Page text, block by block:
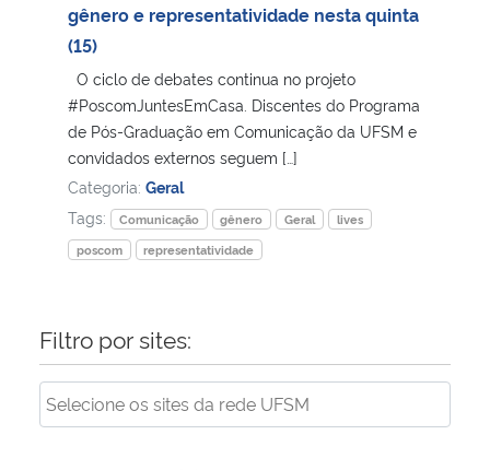
Ministério da Mulher, da Família e dos Direitos Humanos
Secretaria-Geral
Secretaria de Governo
Gabinete de Segurança Institucional
Advocacia-Geral da União
Planalto
gênero e representatividade nesta quinta
(15)
O ciclo de debates continua no projeto
#PoscomJuntesEmCasa. Discentes do Programa
de Pós-Graduação em Comunicação da UFSM e
convidados externos seguem […]
Categoria: Geral
Tags:
Comunicação gênero Geral
lives
poscom
representatividade
Filtro por sites: